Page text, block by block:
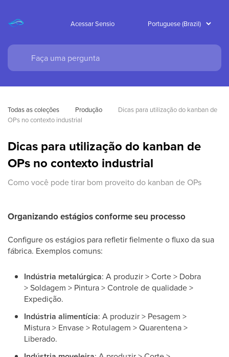
Acessar Sensio
Todas as coleções Produção
Dicas para utilização do kanban de
OPs no contexto industrial
Dicas para utilização do kanban de
OPs no contexto industrial
Como você pode tirar bom proveito do kanban de OPs
Organizando estágios conforme seu processo
Configure os estágios para refletir fielmente o fluxo da sua
fábrica. Exemplos comuns:
Indústria metalúrgica: A produzir > Corte > Dobra
> Soldagem > Pintura > Controle de qualidade >
Expedição.
Indústria alimentícia: A produzir > Pesagem >
Mistura > Envase > Rotulagem > Quarentena >
Liberado.